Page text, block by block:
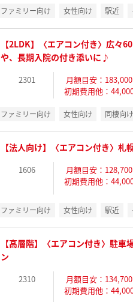
ファミリー向け 女性向け 駅近
【2LDK】〈エアコン付き〉広々
や、長期入院の付き添いに♪
2301
月額目安：
初期費用他：
ファミリー向け 女性向け 同棲向け
【法人向け】〈エアコン付き〉
1606
月額目安：
初期費用他：
ファミリー向け 女性向け 駅近
【高層階】〈エアコン付き〉駐
ン
2310
月額目安：
初期費用他：